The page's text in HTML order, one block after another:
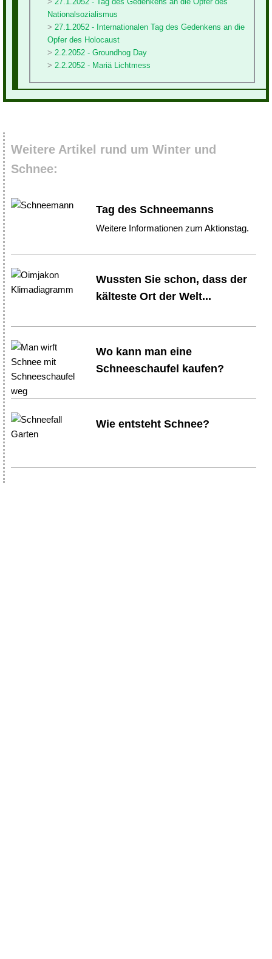
Nationalsozialismus
27.1.2052 - Internationalen Tag des Gedenkens an die
Opfer des Holocaust
2.2.2052 - Groundhog Day
2.2.2052 - Mariä Lichtmess
Weitere Artikel rund um Winter und
Schnee:
Tag des Schneemanns
Weitere Informationen zum Aktionstag.
Wussten Sie schon, dass der
kälteste Ort der Welt...
Wo kann man eine
Schneeschaufel kaufen?
Wie entsteht Schnee?